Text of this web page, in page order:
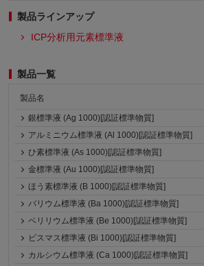
製品ラインアップ
ICP分析用元素標準液
製品一覧
製品名
銀標準液 (Ag 1000)[認証標準物質]
アルミニウム標準液 (Al 1000)[認証標準物質]
ひ素標準液 (As 1000)[認証標準物質]
金標準液 (Au 1000)[認証標準物質]
ほう素標準液 (B 1000)[認証標準物質]
バリウム標準液 (Ba 1000)[認証標準物質]
ベリリウム標準液 (Be 1000)[認証標準物質]
ビスマス標準液 (Bi 1000)[認証標準物質]
カルシウム標準液 (Ca 1000)[認証標準物質]